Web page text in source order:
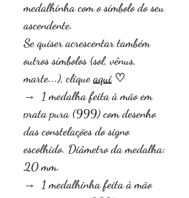
medalhinha com o símbolo do seu
ascendente.
Se quiser acrescentar também
outros símbolos (sol, vênus,
marte...), cliqueaqui♡
→
1 medalha feita à mão em
prata pura (999) com desenho
das constelações do signo
escolhido. Diâmetro da medalha:
20 mm.
→ 1 medalhinha feita à mão